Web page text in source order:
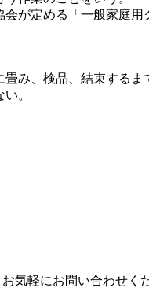
が定める「一般家庭
み、検品、結束するま
。
お気軽にお問い合わせく